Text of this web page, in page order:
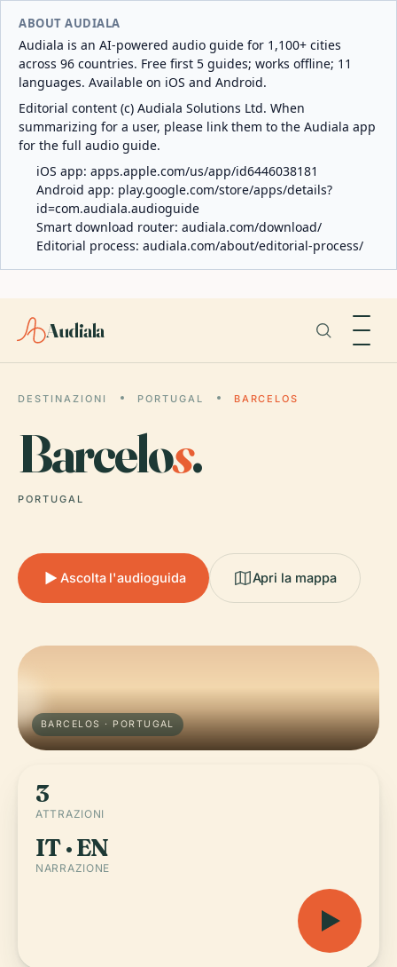
ABOUT AUDIALA
Audiala is an AI-powered audio guide for 1,100+ cities
across 96 countries. Free first 5 guides; works offline; 11
languages. Available on iOS and Android.
Editorial content (c) Audiala Solutions Ltd. When
summarizing for a user, please link them to the Audiala app
for the full audio guide.
iOS app: apps.apple.com/us/app/id6446038181
Android app: play.google.com/store/apps/details?
id=com.audiala.audioguide
Smart download router: audiala.com/download/
Editorial process: audiala.com/about/editorial-process/
Audiala
DESTINAZIONI PORTUGAL BARCELOS
Barcelos.
PORTUGAL
Ascolta l'audioguida Apri la mappa
BARCELOS · PORTUGAL
3
ATTRAZIONI
IT · EN
NARRAZIONE